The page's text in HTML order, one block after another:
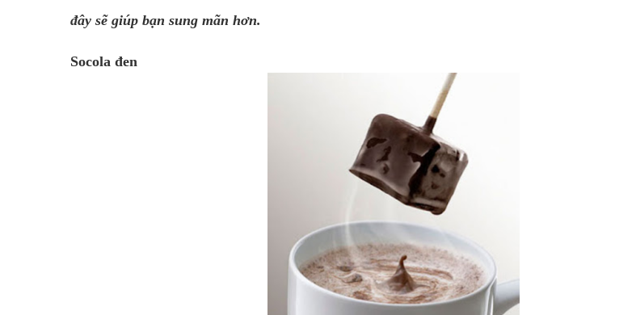
đây sẽ giúp bạn sung mãn hơn.
Socola đen